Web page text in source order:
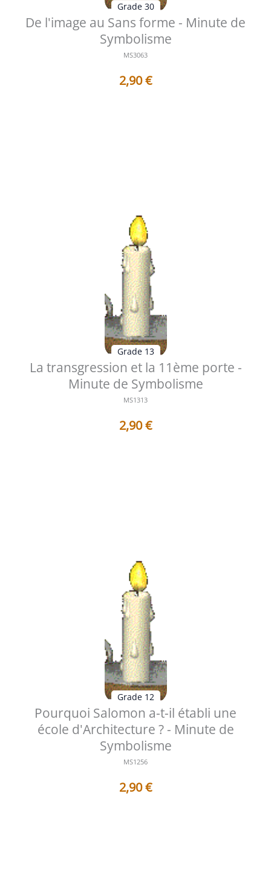
Grade 30
De l'image au Sans forme - Minute de
Symbolisme
MS3063
2,90€
Grade 13
La transgression et la 11ème porte -
Minute de Symbolisme
MS1313
2,90€
Grade 12
Pourquoi Salomon a-t-il établi une
école d'Architecture ? - Minute de
Symbolisme
MS1256
2,90€